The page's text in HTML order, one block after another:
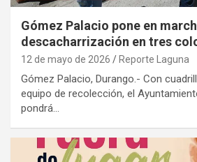
Gómez Palacio pone en
descacharrización en tres
12 de mayo de 2026 Reporte Laguna
Gómez Palacio, Durango.- Con
equipo de recolección, el
pondrá…